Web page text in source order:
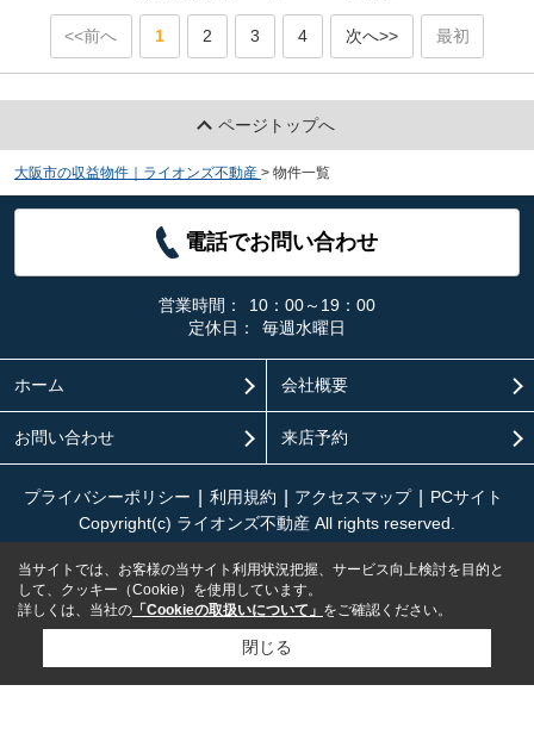
<<前へ 1 2 3 4 次へ>> 最初
ページトップへ
大阪市の収益物件｜ライオンズ不動産 > 物件一覧
電話でお問い合わせ
営業時間：
10：00～19：00
定休日：
毎週水曜日
ホーム 会社概要
お問い合わせ 来店予約
プライバシーポリシー 利用規約 アクセスマップ
PCサイト
Copyright(c) ライオンズ不動産 All rights reserved.
当サイトでは、お客様の当サイト利用状況把握、サービス向上検討を目的と
して、クッキー（Cookie）を使用しています。
詳しくは、当社の 「Cookieの取扱いについて」 をご確認ください。
閉じる